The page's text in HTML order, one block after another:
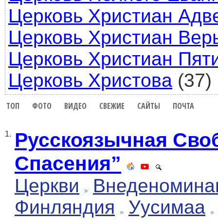
Церковь Христиан
Церковь Христиан
Церковь Христиан
Церковь Христова (37)
ТОП ФОТО ВИДЕО СВЕЖИЕ САЙТЫ ПОЧТА
1. Русскоязычная
Спасения”
Церкви
Финляндия
Уусимаа